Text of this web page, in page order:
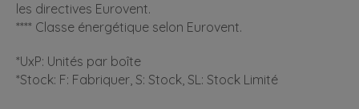
les directives Eurovent.
**** Classe énergétique selon Eurovent.
*UxP: Unités par boîte
*Stock: F: Fabriquer, S: Stock, SL: Stock Limité